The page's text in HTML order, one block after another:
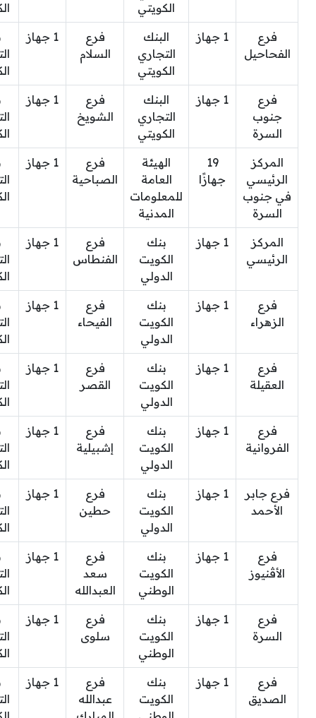
الكويتي
فرع
الفحاحيل
1 جهاز
البنك
التجاري
الكويتي
فرع
السلام
1 جهاز
فرع
جنوب
السرة
1 جهاز
البنك
التجاري
الكويتي
فرع
الشويخ
1 جهاز
المركز
الرئيسي
في جنوب
السرة
19
جهازًا
الهيئة
العامة
للمعلومات
المدنية
فرع
الصباحية
1 جهاز
المركز
الرئيسي
1 جهاز
بنك
الكويت
الدولي
فرع
الفنطاس
1 جهاز
فرع
الزهراء
1 جهاز
بنك
الكويت
الدولي
فرع
الفيحاء
1 جهاز
فرع
العقيلة
1 جهاز
بنك
الكويت
الدولي
فرع
القصر
1 جهاز
فرع
الفروانية
1 جهاز
بنك
الكويت
الدولي
فرع
إشبيلية
1 جهاز
فرع جابر
الأحمد
1 جهاز
بنك
الكويت
الدولي
فرع
حطين
1 جهاز
فرع
الأڤنيوز
1 جهاز
بنك
الكويت
الوطني
فرع
سعد
العبدالله
1 جهاز
فرع
السرة
1 جهاز
بنك
الكويت
الوطني
فرع
سلوى
1 جهاز
فرع
الصديق
1 جهاز
بنك
الكويت
فرع
عبدالله
1 جهاز